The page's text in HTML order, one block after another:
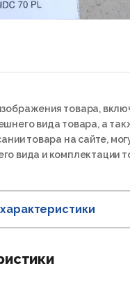
товара,
вида товара, а
товара на сайте,
вида и комплектации